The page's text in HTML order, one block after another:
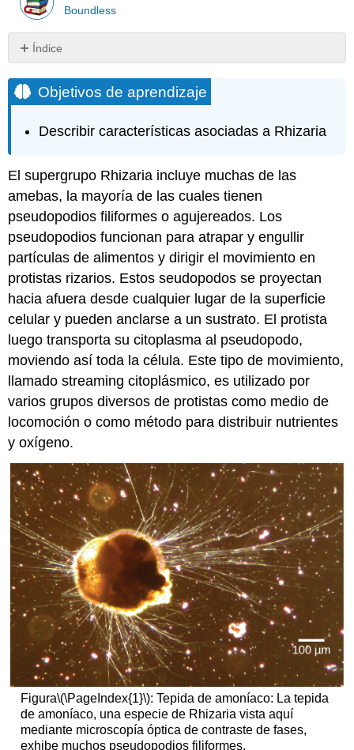
Boundless
Índice
de
aprendizaje
Radiolarios
Clave
Términos
Objetivos de aprendizaje
Describir características asociadas a Rhizaria
El supergrupo Rhizaria incluye muchas de las
amebas, la mayoría de las cuales tienen
pseudopodios filiformes o agujereados. Los
pseudopodios funcionan para atrapar y engullir
partículas de alimentos y dirigir el movimiento en
protistas rizarios. Estos seudopodos se proyectan
hacia afuera desde cualquier lugar de la superficie
celular y pueden anclarse a un sustrato. El protista
luego transporta su citoplasma al pseudopodo,
moviendo así toda la célula. Este tipo de movimiento,
llamado streaming citoplásmico, es utilizado por
varios grupos diversos de protistas como medio de
locomoción o como método para distribuir nutrientes
y oxígeno.
Figura\(\PageIndex{1}\): Tepida de amoníaco: La tepida
de amoníaco, una especie de Rhizaria vista aquí
mediante microscopía óptica de contraste de fases,
exhibe muchos pseudopodios filiformes.